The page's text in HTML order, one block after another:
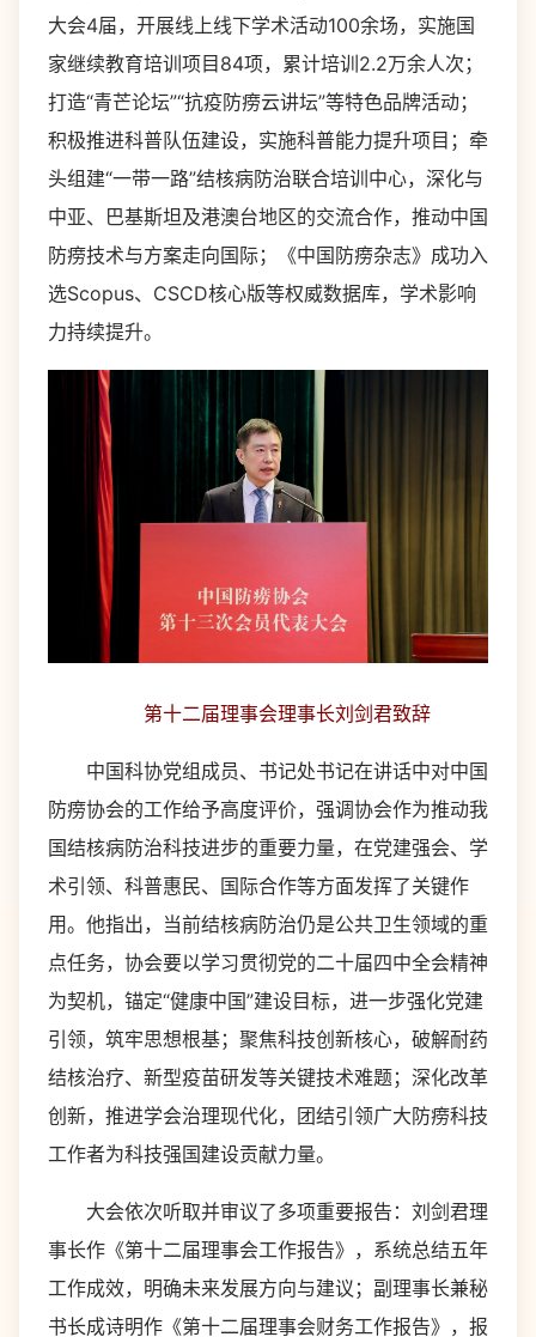
大会4届，开展线上线下学术活动100余场，实施国
家继续教育培训项目84项，累计培训2.2万余人次；
打造“青芒论坛”“抗疫防痨云讲坛”等特色品牌活动；
积极推进科普队伍建设，实施科普能力提升项目；牵
头组建“一带一路”结核病防治联合培训中心，深化与
中亚、巴基斯坦及港澳台地区的交流合作，推动中国
防痨技术与方案走向国际；《中国防痨杂志》成功入
选Scopus、CSCD核心版等权威数据库，学术影响
力持续提升。
第十二届理事会理事长刘剑君致辞
中国科协党组成员、书记处书记在讲话中对中国
防痨协会的工作给予高度评价，强调协会作为推动我
国结核病防治科技进步的重要力量，在党建强会、学
术引领、科普惠民、国际合作等方面发挥了关键作
用。他指出，当前结核病防治仍是公共卫生领域的重
点任务，协会要以学习贯彻党的二十届四中全会精神
为契机，锚定“健康中国”建设目标，进一步强化党建
引领，筑牢思想根基；聚焦科技创新核心，破解耐药
结核治疗、新型疫苗研发等关键技术难题；深化改革
创新，推进学会治理现代化，团结引领广大防痨科技
工作者为科技强国建设贡献力量。
大会依次听取并审议了多项重要报告：刘剑君理
事长作《第十二届理事会工作报告》，系统总结五年
工作成效，明确未来发展方向与建议；副理事长兼秘
书长成诗明作《第十二届理事会财务工作报告》，报